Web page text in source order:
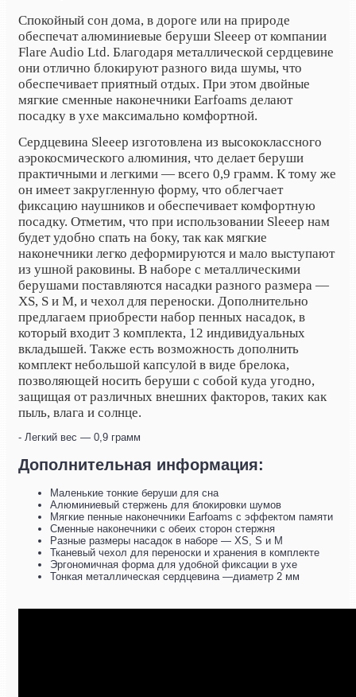
Спокойный сон дома, в дороге или на природе
обеспечат алюминиевые беруши Sleeep от компании
Flare Audio Ltd. Благодаря металлической сердцевине
они отлично блокируют разного вида шумы, что
обеспечивает приятный отдых. При этом двойные
мягкие сменные наконечники Earfoams делают
посадку в ухе максимально комфортной.
Сердцевина Sleeep изготовлена из высококлассного
аэрокосмического алюминия, что делает беруши
практичными и легкими — всего 0,9 грамм. К тому же
он имеет закругленную форму, что облегчает
фиксацию наушников и обеспечивает комфортную
посадку. Отметим, что при использовании Sleeep нам
будет удобно спать на боку, так как мягкие
наконечники легко деформируются и мало выступают
из ушной раковины. В наборе с металлическими
берушами поставляются насадки разного размера —
XS, S и M, и чехол для переноски. Дополнительно
предлагаем приобрести набор пенных насадок, в
который входит 3 комплекта, 12 индивидуальных
вкладышей. Также есть возможность дополнить
комплект небольшой капсулой в виде брелока,
позволяющей носить беруши с собой куда угодно,
защищая от различных внешних факторов, таких как
пыль, влага и солнце.
- Легкий вес — 0,9 грамм
Дополнительная информация:
Маленькие тонкие беруши для сна
Алюминиевый стержень для блокировки шумов
Мягкие пенные наконечники Earfoams с эффектом памяти
Сменные наконечники с обеих сторон стержня
Разные размеры насадок в наборе — XS, S и M
Тканевый чехол для переноски и хранения в комплекте
Эргономичная форма для удобной фиксации в ухе
Тонкая металлическая сердцевина —диаметр 2 мм